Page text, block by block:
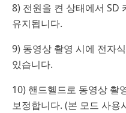
8) 전원을 켠 상태에서 SD
유지됩니다.
9) 동영상 촬영 시에 전자
있습니다.
10) 핸드헬드로 동영상 촬
보정합니다. (본 모드 사용